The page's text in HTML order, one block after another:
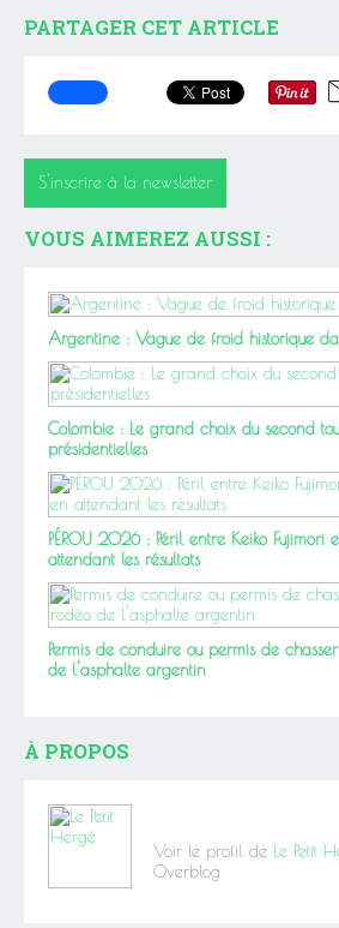
PARTAGER CET ARTICLE
S'inscrire à la newsletter
VOUS AIMEREZ AUSSI :
Argentine : Vague de froid historique
Colombie : Le grand choix du second
présidentielles
PÉROU 2026 : Péril entre Keiko Fujimori
attendant les résultats
Permis de conduire ou permis de
de l'asphalte argentin
À PROPOS
Voir le profil de Le Petit
Overblog